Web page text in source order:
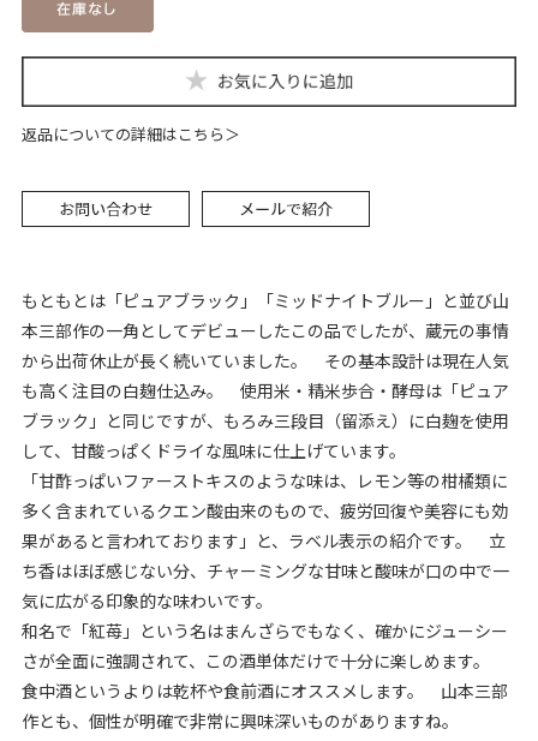
返品についての詳細はこちら
もともとは「ピュアブラック」「ミッドナイトブルー」と並び山
本三部作の一角としてデビューしたこの品でしたが、蔵元の事情
から出荷休止が長く続いていました。 その基本設計は現在人気
も高く注目の白麹仕込み。 使用米・精米歩合・酵母は「ピュア
ブラック」と同じですが、もろみ三段目（留添え）に白麹を使用
して、甘酸っぱくドライな風味に仕上げています。
「甘酢っぱいファーストキスのような味は、レモン等の柑橘類に
多く含まれているクエン酸由来のもので、疲労回復や美容にも効
果があると言われております」と、ラベル表示の紹介です。 立
ち香はほぼ感じない分、チャーミングな甘味と酸味が口の中で一
気に広がる印象的な味わいです。
和名で「紅苺」という名はまんざらでもなく、確かにジューシー
さが全面に強調されて、この酒単体だけで十分に楽しめます。
食中酒というよりは乾杯や食前酒にオススメします。 山本三部
作とも、個性が明確で非常に興味深いものがありますね。